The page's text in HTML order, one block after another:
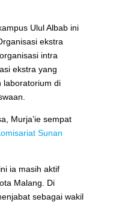
Ulul Albab ini
ekstra
intra
ekstra yang
laboratorium di
Murja’ie sempat
Sunan
ia masih aktif
Malang. Di
sebagai wakil